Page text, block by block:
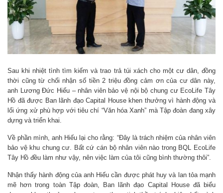
Sau khi nhiệt tình tìm kiếm và trao trả túi xách cho một cư dân, đồng
thời cũng từ chối nhận số tiền 2 triệu đồng cảm ơn của cư dân này,
anh Lương Đức Hiếu – nhân viên bảo vệ nội bộ chung cư EcoLife Tây
Hồ đã được Ban lãnh đạo Capital House khen thưởng vì hành động và
lối ứng xử phù hợp với tiêu chí “Văn hóa Xanh” mà Tập đoàn đang xây
dựng và triển khai.
Về phần mình, anh Hiếu lại cho rằng: “Đây là trách nhiệm của nhân viên
bảo vệ khu chung cư. Bất cứ cán bộ nhân viên nào trong BQL EcoLife
Tây Hồ đều làm như vậy, nên việc làm của tôi cũng bình thường thôi”.
Nhận thấy hành động của anh Hiếu cần được phát huy và lan tỏa mạnh
mẽ hơn trong toàn Tập đoàn, Ban lãnh đạo Capital House đã biểu